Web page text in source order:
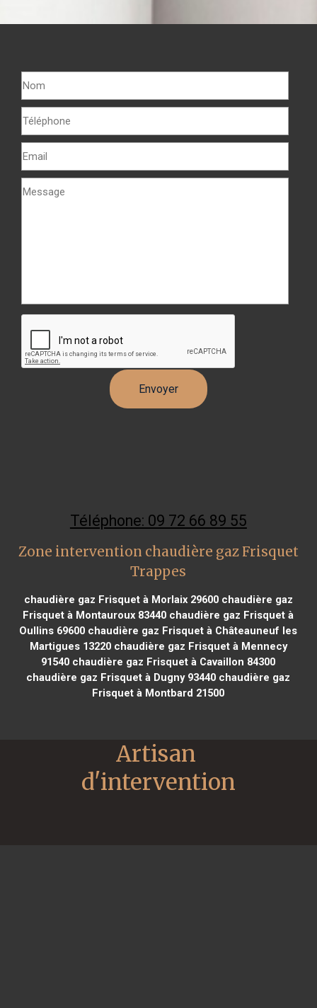
Téléphone: 09 72 66 89 55
Zone intervention chaudière gaz Frisquet
Trappes
chaudière gaz Frisquet à Morlaix 29600chaudière gaz
Frisquet à Montauroux 83440 chaudière gaz Frisquet à
Oullins 69600 chaudière gaz Frisquet à Châteauneuf les
Martigues 13220chaudière gaz Frisquet à Mennecy
91540 chaudière gaz Frisquet à Cavaillon 84300
chaudière gaz Frisquet à Dugny 93440 chaudière gaz
Frisquet à Montbard 21500
Artisan
d'intervention